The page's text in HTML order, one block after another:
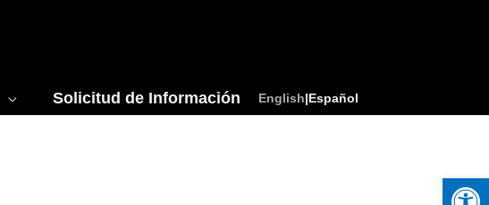
Solicitud de Información English|Español